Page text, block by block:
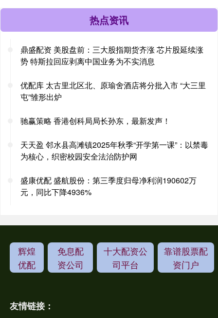
热点资讯
鼎盛配资 美股盘前：三大股指期货齐涨 芯片股延续涨
势 特斯拉回应剥离中国业务为不实消息
优配库 太古里北区北、原瑜舍酒店将分批入市 “大三里
屯”雏形出炉
驰赢策略 香港创科局局长孙东，最新发声！
天天盈 邻水县高滩镇2025年秋季“开学第一课”：以禁毒
为核心，织密校园安全法治防护网
盛康优配 盛航股份：第三季度归母净利润190602万
元，同比下降4936%
辉煌
优配
免息配
资公司
十大配资公
司平台
靠谱股票配
资门户
友情链接：